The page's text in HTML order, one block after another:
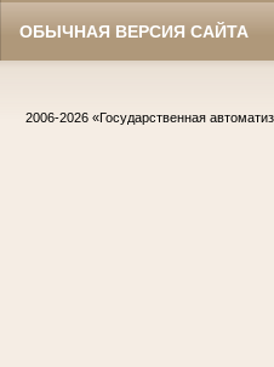
ОБЫЧНАЯ ВЕРСИЯ САЙТА
2006-2026 «Государственная